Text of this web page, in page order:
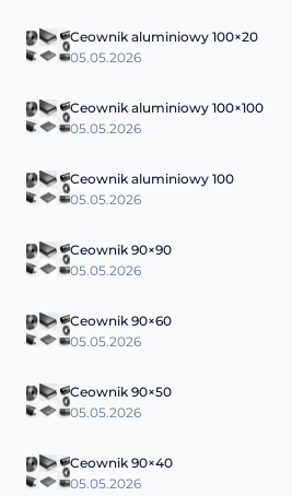
Ceownik aluminiowy 100×20
05.05.2026
Ceownik aluminiowy 100×100
05.05.2026
Ceownik aluminiowy 100
05.05.2026
Ceownik 90×90
05.05.2026
Ceownik 90×60
05.05.2026
Ceownik 90×50
05.05.2026
Ceownik 90×40
05.05.2026